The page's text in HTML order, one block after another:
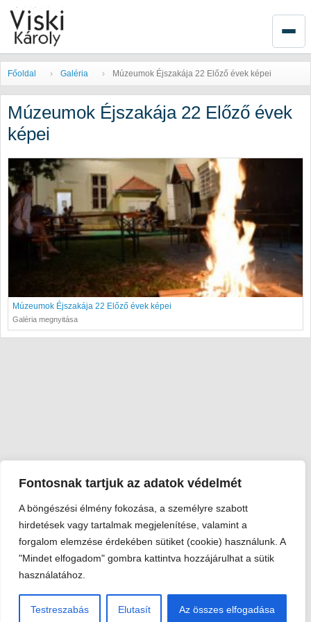
Fontosnak tartjuk az adatok védelmét
A böngészési élmény fokozása, a személyre szabott
hirdetések vagy tartalmak megjelenítése, valamint a
forgalom elemzése érdekében sütiket (cookie) használunk. A
"Mindet elfogadom" gombra kattintva hozzájárulhat a sütik
használatához.
Testreszabás Elutasít Az összes elfogadása
Főoldal Galéria Múzeumok Éjszakája 22 Előző évek képei
Múzeumok Éjszakája 22 Előző évek
képei
Múzeumok Éjszakája 22 Előző évek képei
Galéria megnyitása
Viski Károly Múzeum Kalocsa
6300 Kalocsa, Szent István király út 25. · Telefon:
351
© 2026 Viski Károly Múzeum Kalocsa